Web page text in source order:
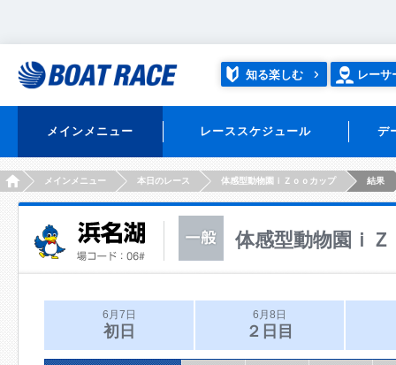
知る楽しむ レーサ
メインメニュー レーススケジュール デ
HOMEメインメニュー 本日のレース 体感型動物園ｉＺｏｏカップ 結果
体感型動物園ｉ
6月7日
初日
6月8日
２日目